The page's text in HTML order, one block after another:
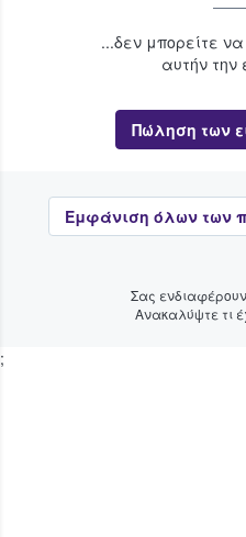
...δεν μπορείτε
αυτήν την
Πώληση των
Εμφάνιση όλων των
Σας
Ανακαλύψτε τι
;